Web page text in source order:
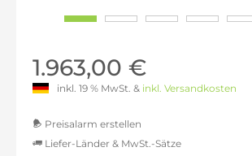
1.963,00 €
inkl. 19 % MwSt. & inkl. Versandkosten
Preisalarm erstellen
Liefer-Länder & MwSt.-Sätze